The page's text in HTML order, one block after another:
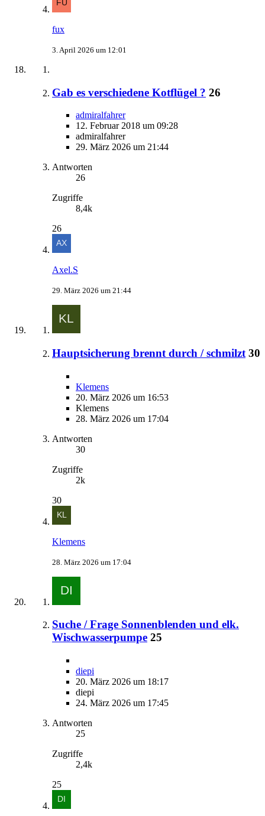
fux
3. April 2026 um 12:01
Gab es verschiedene Kotflügel ? 26
admiralfahrer
12. Februar 2018 um 09:28
admiralfahrer
29. März 2026 um 21:44
Antworten
26
Zugriffe
8,4k
26
Axel.S
29. März 2026 um 21:44
Hauptsicherung brennt durch / schmilzt 30
Klemens
20. März 2026 um 16:53
Klemens
28. März 2026 um 17:04
Antworten
30
Zugriffe
2k
30
Klemens
28. März 2026 um 17:04
Suche / Frage Sonnenblenden und elk.
Wischwasserpumpe 25
diepi
20. März 2026 um 18:17
diepi
24. März 2026 um 17:45
Antworten
25
Zugriffe
2,4k
25